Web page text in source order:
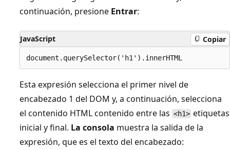
continuación, presione Entrar:
JavaScript Copiar
Esta expresión selecciona el primer nivel de
encabezado 1 del DOM y, a continuación, selecciona
el contenido HTML contenido entre las <h1> etiquetas
inicial y final. La consola muestra la salida de la
expresión, que es el texto del encabezado: